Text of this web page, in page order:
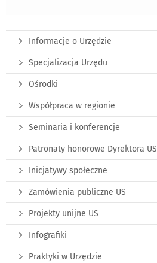
Informacje o Urzędzie
Specjalizacja Urzędu
Ośrodki
Współpraca w regionie
Seminaria i konferencje
Patronaty honorowe Dyrektora US
Inicjatywy społeczne
Zamówienia publiczne US
Projekty unijne US
Infografiki
Praktyki w Urzędzie